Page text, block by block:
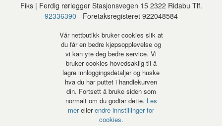
Fiks | Ferdig rørlegger Stasjonsvegen 15 2322 Ridabu Tlf.
92336390 - Foretaksregisteret 922048584
Vår nettbutikk bruker cookies slik at
du får en bedre kjøpsopplevelse og
vi kan yte deg bedre service. Vi
bruker cookies hovedsaklig til å
lagre innloggingsdetaljer og huske
hva du har puttet i handlekurven
din. Fortsett å bruke siden som
normalt om du godtar dette. Les
merellerendre innstillinger for
cookies.